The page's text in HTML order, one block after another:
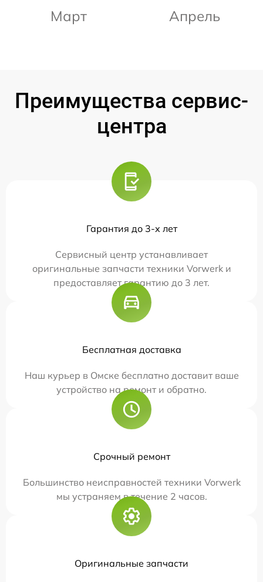
Март Апрель
Преимущества сервис-
центра
Гарантия до 3-х лет
Сервисный центр устанавливает
оригинальные запчасти техники Vorwerk и
предоставляет гарантию до 3 лет.
Бесплатная доставка
Наш курьер в Омске бесплатно доставит ваше
устройство на ремонт и обратно.
Срочный ремонт
Большинство неисправностей техники Vorwerk
мы устраняем в течение 2 часов.
Оригинальные запчасти